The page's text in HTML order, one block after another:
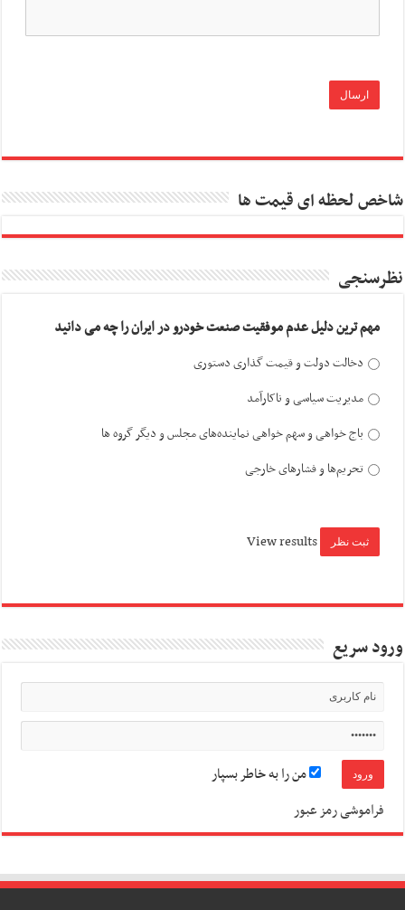
شاخص لحظه ای قیمت ها
نظرسنجی
مهم ترین دلیل عدم موفقیت صنعت خودرو در ایران را چه می دانید
دخالت دولت و قیمت گذاری دستوری
مدیریت سیاسی و ناکارآمد
باج خواهی و سهم خواهی نماینده‌های مجلس و دیگر گروه ها
تحریم‌ها و فشارهای خارجی
View results
ورود سریع
من را به خاطر بسپار
فراموشی رمز عبور